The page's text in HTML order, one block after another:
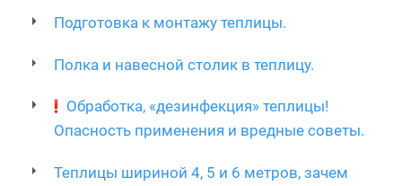
Подготовка к монтажу теплицы.
Полка и навесной столик в теплицу.
Обработка, «дезинфекция» теплицы!
Опасность применения и вредные советы.
Теплицы шириной 4, 5 и 6 метров, зачем